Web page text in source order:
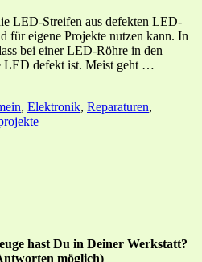
LED-Streifen aus defekten LED-
für eigene Projekte nutzen kann. In
bei einer LED-Röhre in den
LED defekt ist. Meist geht …
, Elektronik, Reparaturen,
hast Du in Deiner Werkstatt?
möglich)